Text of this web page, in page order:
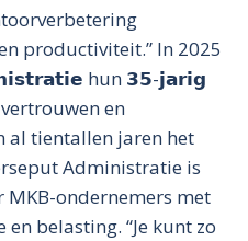
productiviteit.” In 2025
hun 𝟯𝟱-𝗷𝗮𝗿𝗶𝗴
en
al tientallen jaren het
Administratie is
MKB-ondernemers met
belasting. “Je kunt zo